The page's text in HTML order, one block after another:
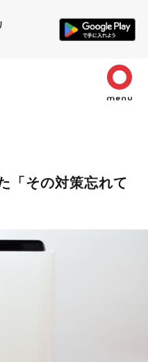
「その対策忘れて